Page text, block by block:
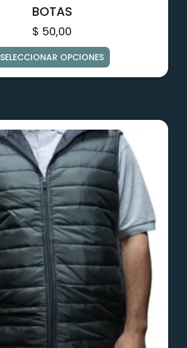
BOTAS
$ 50,00
SELECCIONAR OPCIONES